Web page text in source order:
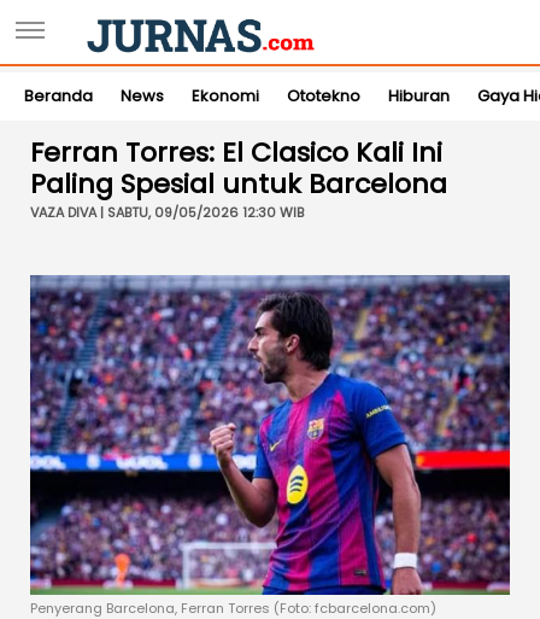
Beranda News Ekonomi Ototekno Hiburan Gaya
Ferran Torres: El Clasico Kali Ini
Paling Spesial untuk Barcelona
VAZA DIVA | SABTU, 09/05/2026 12:30 WIB
Penyerang Barcelona, Ferran Torres (Foto: fcbarcelona.com)